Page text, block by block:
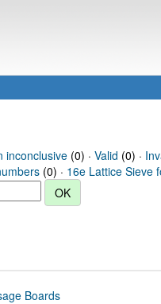
inconclusive(0) · Valid (0) ·
(0) · 16e Lattice Sieve
Boards